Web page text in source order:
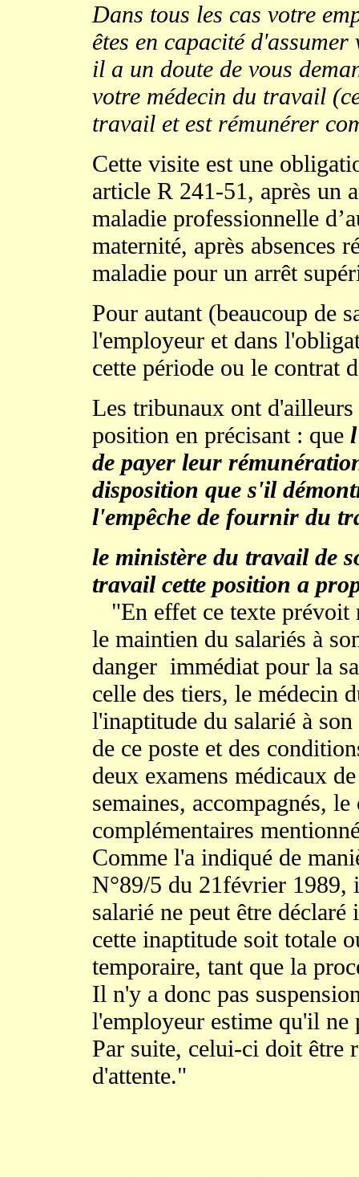
Dans tous les cas votre
êtes en capacité
il a un doute de vous
votre médecin du travail
travail et est rémunérer
Cette visite est une
article R 241-51, après un
maladie professionnelle
maternité, après absences
maladie pour un arrêt
Pour autant (beaucoup de
l'employeur et dans
cette période ou le contrat
Les tribunaux ont
position en précisant : que
de payer leur
disposition que s'il
l'empêche de fournir du
le ministère du travail de
travail cette position a
"En effet ce texte prévoit
le maintien du salariés à
danger immédiat pour la
celle des tiers, le médecin
l'inaptitude du salarié à
de ce poste et des
deux examens médicaux
semaines, accompagnés,
complémentaires
Comme l'a indiqué de
N°89/5 du 21février 1989,
salarié ne peut être
cette inaptitude soit totale
temporaire, tant que la
Il n'y a donc pas
l'employeur estime qu'il ne
Par suite, celui-ci doit être
d'attente."